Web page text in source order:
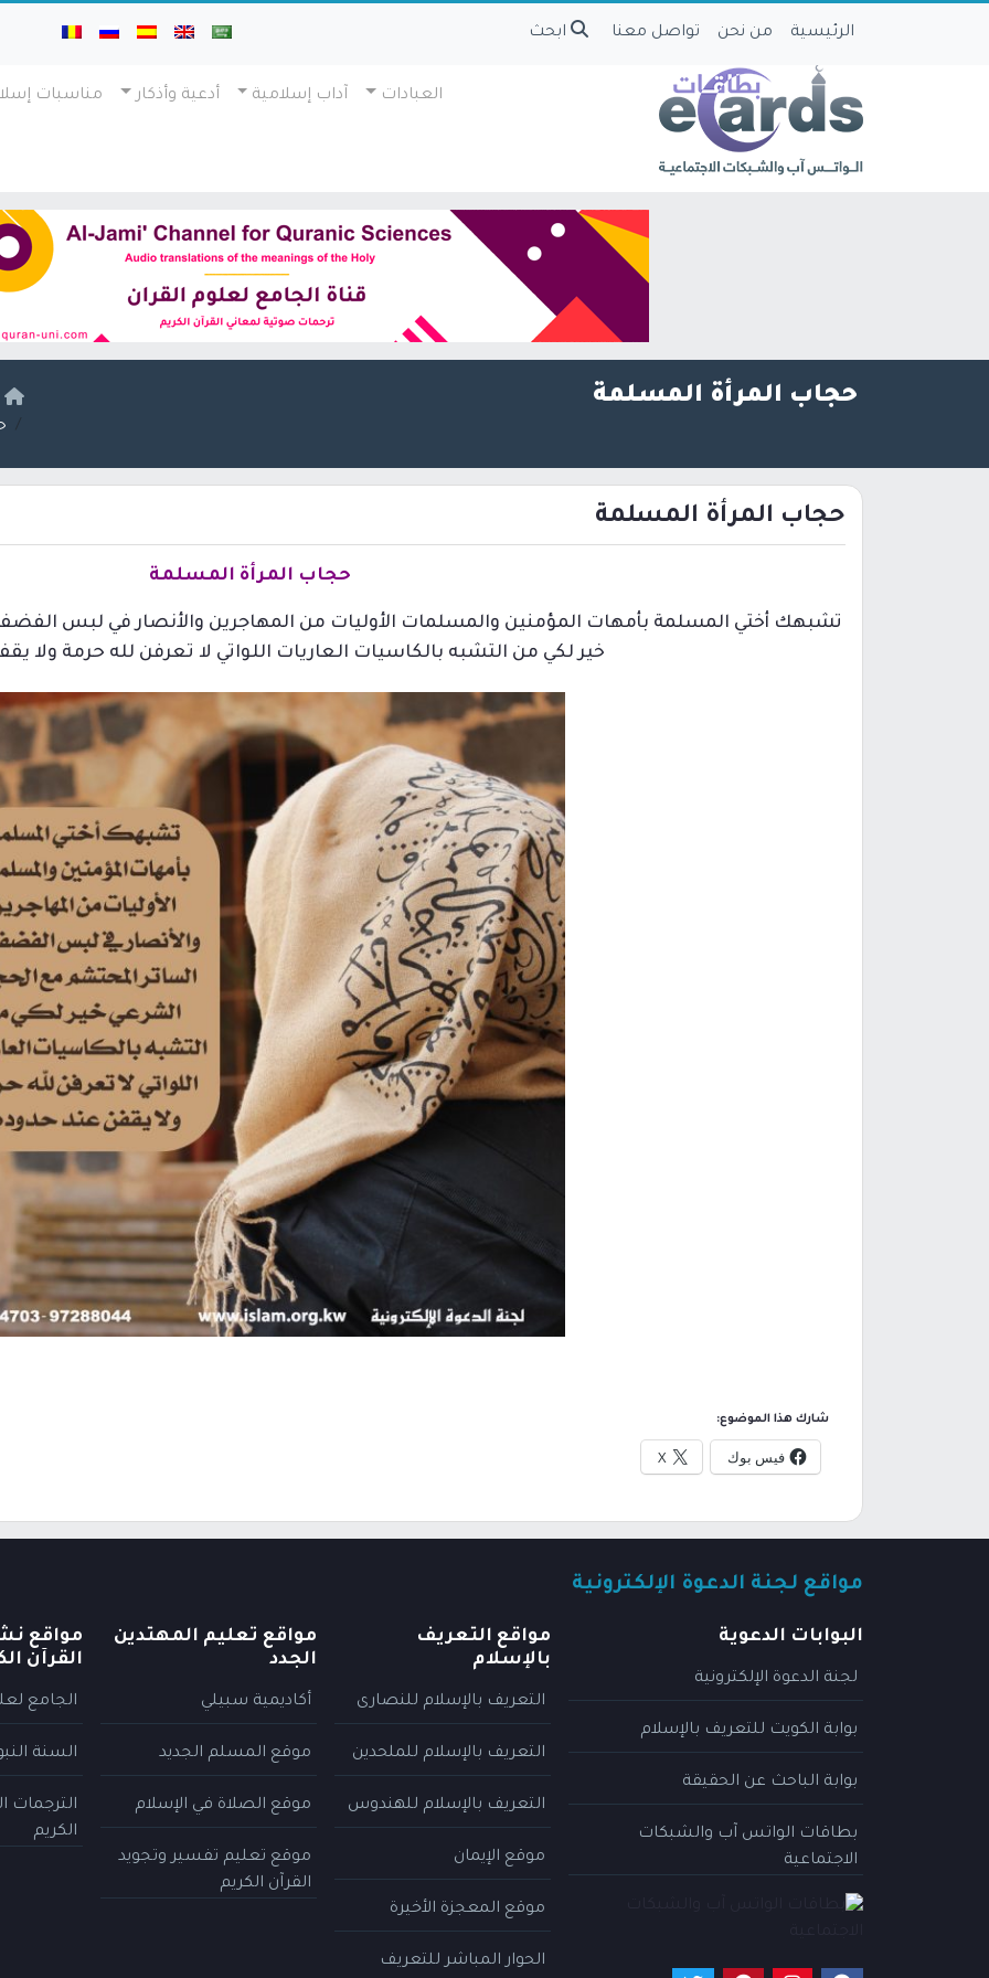
الرئيسية من نحن تواصل معنا ابحث
العبادات آداب إسلامية أدعية وأذكار مناسبات
حجاب المرأة المسلمة
حجاب المرأة المسلمة
حجاب المرأة المسلمة
تشبهك أختي المسلمة بأمهات المؤمنين والمسلمات الأوليات من المهاجرين والأنصار في لبس
خير لكي من التشبه بالكاسيات العاريات اللواتي لا تعرفن لله حرمة ولا
شارك هذا الموضوع:
فيس بوك X
مواقع لجنة الدعوة الإلكترونية
البوابات الدعوية
لجنة الدعوة الإلكترونية
بوابة الكويت للتعريف بالإسلام
بوابة الباحث عن الحقيقة
بطاقات الواتس آب والشبكات
الاجتماعية
مواقع التعريف
بالإسلام
التعريف بالإسلام للنصارى
التعريف بالإسلام للملحدين
التعريف بالإسلام للهندوس
موقع الإيمان
موقع المعجزة الأخيرة
الحوار المباشر للتعريف
مواقع تعليم المهتدين
الجدد
أكاديمية سبيلي
موقع المسلم الجديد
موقع الصلاة في الإسلام
موقع تعليم تفسير وتجويد
القرآن الكريم
مواقع
القرآن
الجامع
السنة
الترجمات
الكريم